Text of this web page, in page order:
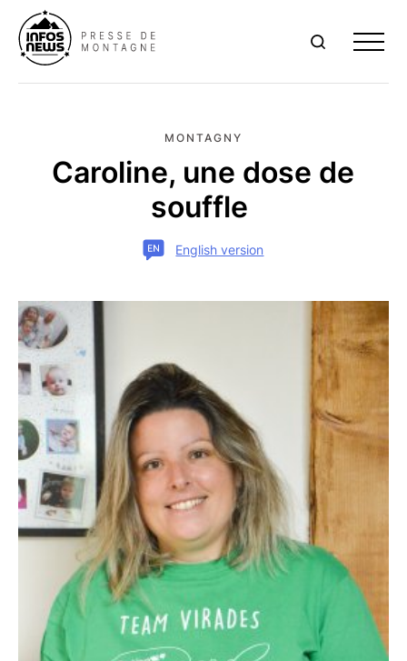
MONTAGNY
Caroline, une dose de
souffle
English version